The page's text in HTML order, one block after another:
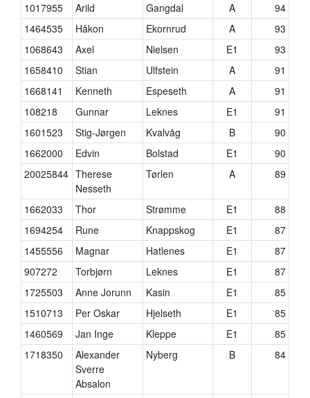
1017955
Arild Gangdal A
94
1464535
Håkon Ekornrud A
93
1068643
Axel Nielsen E1
93
1658410
Stian Ulfstein A
91
1668141
Kenneth Espeseth A
91
108218
Gunnar Leknes E1
91
1601523
Stig-Jørgen Kvalvåg B
90
1662000
Edvin Bolstad E1
90
20025844 Therese
Nesseth
Tørlen A 89
1662033 Thor Strømme E1
88
1694254
Rune Knappskog E1
87
1455556
Magnar Hatlenes E1
87
907272
Torbjørn Leknes E1
87
1725503
Anne Jorunn Kasin E1
85
1510713
Per Oskar Hjelseth E1
85
1460569
Jan Inge Kleppe E1
85
1718350
Alexander
Sverre
Absalon
Nyberg B 84